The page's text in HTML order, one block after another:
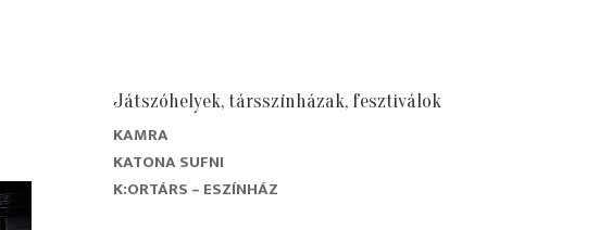
Játszóhelyek, társszínházak, fesztiválok
KAMRA
KATONA SUFNI
K:ORTÁRS – ESZÍNHÁZ